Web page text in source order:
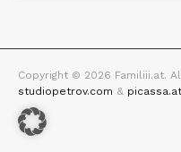
Copyright © 2026 Familiii.at.
studiopetrov.com & picassa.at